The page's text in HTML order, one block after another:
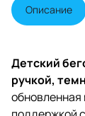
Описание
Детский
ручкой,
обновленная